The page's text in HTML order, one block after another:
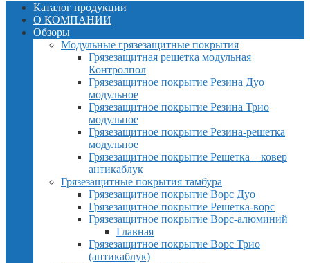
Каталог продукции
О КОМПАНИИ
Обзоры
Модульные грязезащитные покрытия
Грязезащитная решетка модульная
Контролпол
Грязезащитное покрытие Резина Дуо
модульное
Грязезащитное покрытие Резина Трио
модульное
Грязезащитное покрытие Резина-решетка
модульное
Грязезащитное покрытие Решетка – ковер
антикаблук
Грязезащитные покрытия тамбура
Грязезащитное покрытие Ворс Дуо
Грязезащитное покрытие Решетка-ворс
Грязезащитное покрытие Ворс-алюминий
Главная
Грязезащитное покрытие Ворс Трио
(антикаблук)